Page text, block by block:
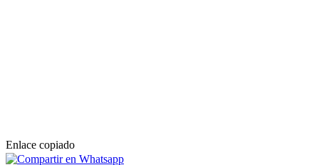
Enlace copiado